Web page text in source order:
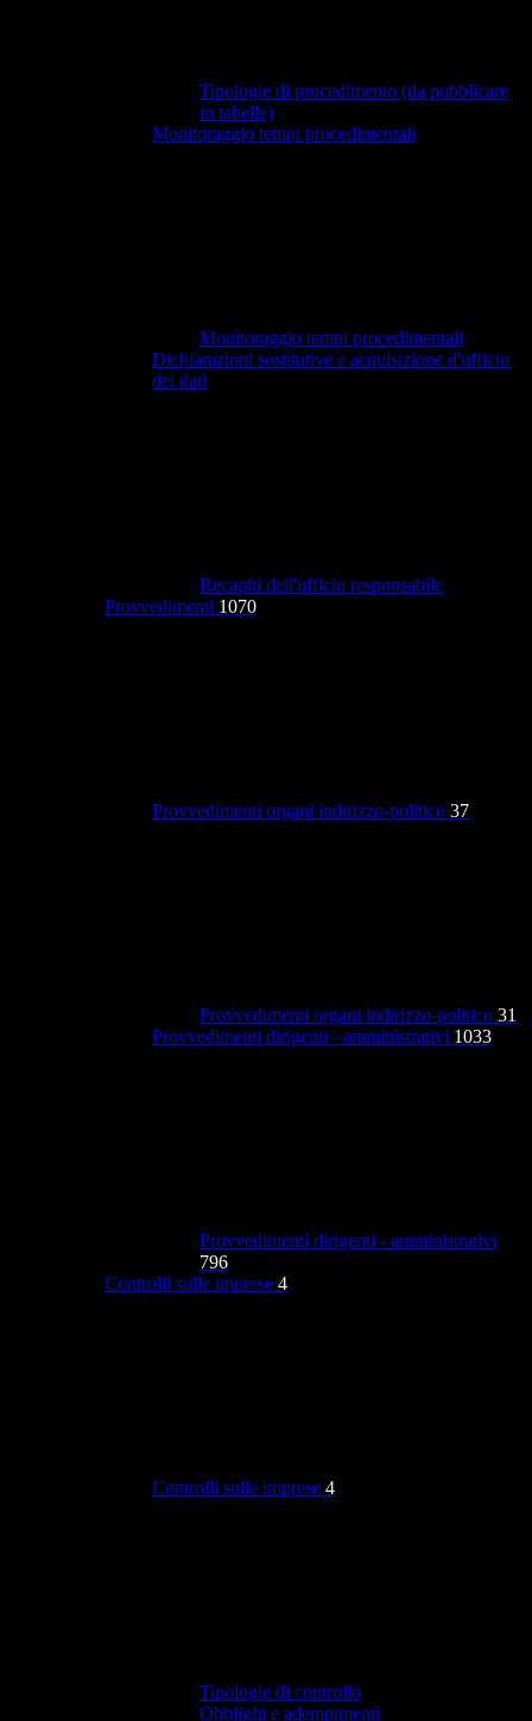
Tipologie di procedimento (da pubblicare
in tabelle)
Monitoraggio tempi procedimentali
Monitoraggio tempi procedimentali
Dichiarazioni sostitutive e acquisizione d'ufficio
dei dati
Recapiti dell'ufficio responsabile
Provvedimenti 1070
Provvedimenti organi indirizzo-politico 37
Provvedimenti organi indirizzo-politico 31
Provvedimenti dirigenti - amministrativi 1033
Provvedimenti dirigenti - amministrativi
796
Controlli sulle imprese 4
Controlli sulle imprese 4
Tipologie di controllo
Obblighi e adempimenti